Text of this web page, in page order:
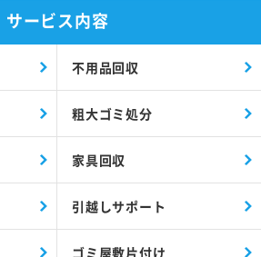
サービス内容
不用品回収
粗大ゴミ処分
家具回収
引越しサポート
ゴミ屋敷片付け